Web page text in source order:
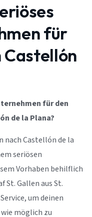
für
Castellón
für den
de la Plana?
nach Castellón de la
seriösen
Vorhaben behilflich
St. Gallen aus St.
um deinen
möglich zu